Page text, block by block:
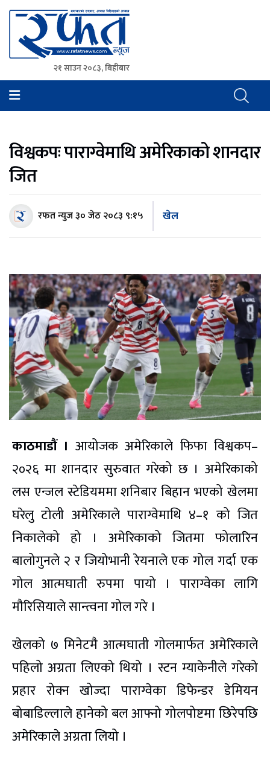
Rafat News
समाचारको रफ्तार, आवाज बिहिनहरुको आवाज
२१ साउन २०८३, बिहीबार
विश्वकपः पाराग्वेमाथि अमेरिकाको शानदार
जित
रफत न्युज३० जेठ २०८३ ९:१५ खेल
काठमाडौं । आयोजक अमेरिकाले फिफा विश्वकप–
२०२६ मा शानदार सुरुवात गरेको छ । अमेरिकाको
लस एन्जल स्टेडियममा शनिबार बिहान भएको खेलमा
घरेलु टोली अमेरिकाले पाराग्वेमाथि ४–१ को जित
निकालेको हो । अमेरिकाको जितमा फोलारिन
बालोगुनले २ र जियोभानी रेयनाले एक गोल गर्दा एक
गोल आत्मघाती रुपमा पायो । पाराग्वेका लागि
मौरिसियाले सान्त्वना गोल गरे ।
खेलको ७ मिनेटमै आत्मघाती गोलमार्फत अमेरिकाले
पहिलो अग्रता लिएको थियो । स्टन म्याकेनीले गरेको
प्रहार रोक्न खोज्दा पाराग्वेका डिफेन्डर डेमियन
बोबाडिल्लाले हानेको बल आफ्नो गोलपोष्टमा छिरेपछि
अमेरिकाले अग्रता लियो ।